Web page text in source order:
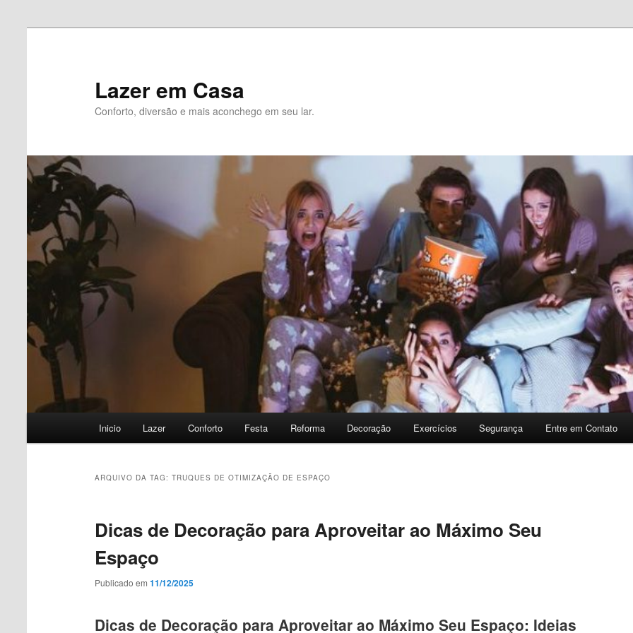
Lazer em Casa
Conforto, diversão e mais aconchego em seu lar.
principal
Inicio Lazer Conforto Festa Reforma Decoração Exercícios Segurança Entre em Contato
ARQUIVO DA TAG:TRUQUES DE OTIMIZAÇÃO DE ESPAÇO
Dicas de Decoração para Aproveitar ao Máximo Seu
Espaço
Publicado em11/12/2025
Dicas de Decoração para Aproveitar ao Máximo Seu Espaço: Ideias